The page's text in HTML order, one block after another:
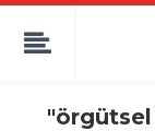
"örgütsel